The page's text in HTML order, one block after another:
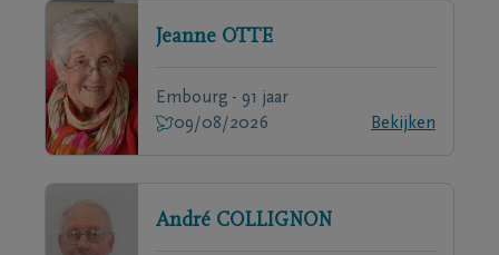
Jeanne OTTE
Embourg - 91 jaar
09/08/2026
Bekijken
André COLLIGNON